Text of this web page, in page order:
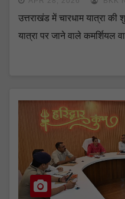
उत्तराखंड में चारधाम यात्रा
यात्रा पर जाने वाले कमर्शियल